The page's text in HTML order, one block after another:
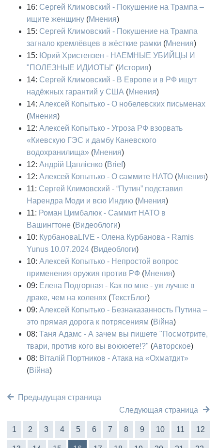
16: Сергей Климовский - Покушение на Трампа –
ищите женщину (Мнения)
15: Сергей Климовский - Покушение на Трампа
загнало кремлёвцев в жёсткие рамки (Мнения)
15: Юрий Христензен - НАЕМНЫЕ УБИЙЦЫ И
"ПОЛЕЗНЫЕ ИДИОТЫ" (История)
14: Сергей Климовский - В Европе и в РФ ищут
надёжных гарантий у США (Мнения)
14: Алексей Копытько - О нобелевских письменах
(Мнения)
12: Алексей Копытько - Угроза РФ взорвать
«Киевскую ГЭС и дамбу Каневского
водохранилища» (Мнения)
12: Андрій Цаплієнко (Brief)
12: Алексей Копытько - О саммите НАТО (Мнения)
11: Сергей Климовский - “Путин” подставил
Нарендра Моди и всю Индию (Мнения)
11: Роман Цимбалюк - Саммит НАТО в
Вашингтоне (Видеоблоги)
10: КурбановаLIVE - Олена Курбанова - Ramis
Yunus 10.07.2024 (Видеоблоги)
10: Алексей Копытько - Непростой вопрос
применения оружия против РФ (Мнения)
09: Елена Подгорная - Как по мне - уж лучше в
драке, чем на коленях (ТекстБлог)
09: Алексей Копытько - Безнаказанность Путина –
это прямая дорога к потрясениям (Війна)
08: Таня Адамс - А зачем вы пишете "Посмотрите,
твари, против кого вы воююете!?" (Авторское)
08: Віталій Портников - Атака на «Охматдит»
(Війна)
Предыдущая страница
Следующая страница
1 2 3 4 5 6 7 8 9 10 11 12